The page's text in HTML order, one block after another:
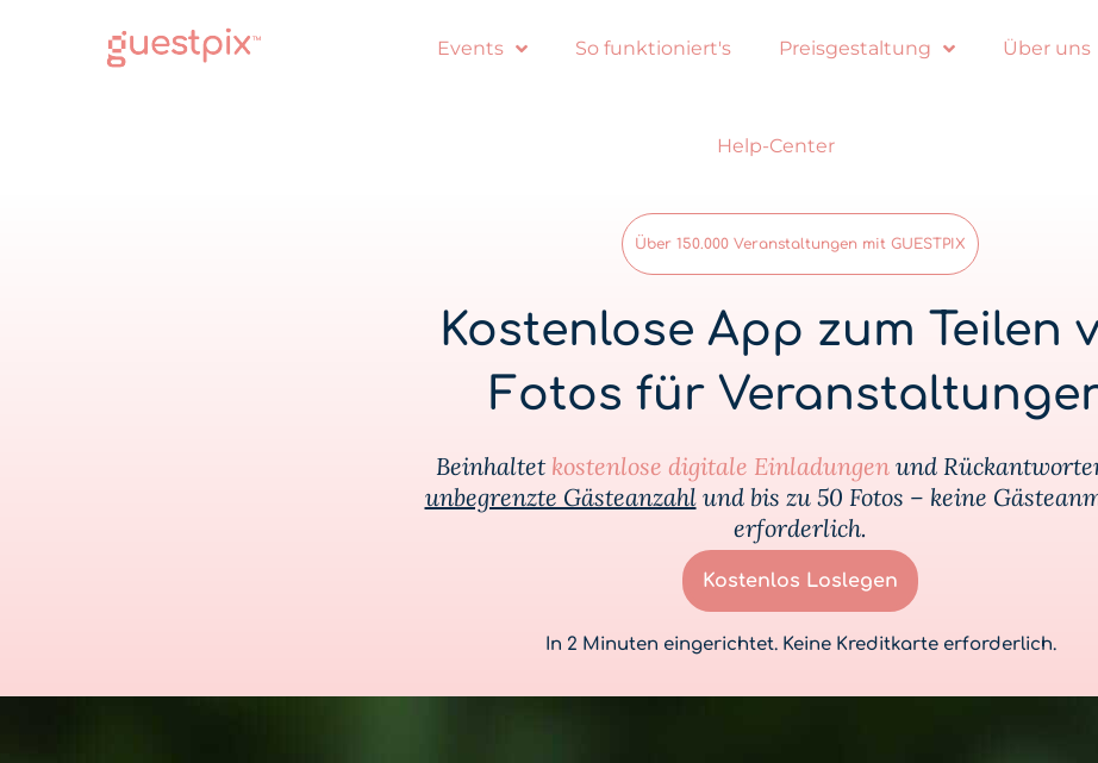
Events So funktioniert's Preisgestaltung Über uns
Help-Center
Über 150.000 Veranstaltungen mit GUESTPIX
Kostenlose App zum Teilen
Fotos für
Beinhaltet kostenlose digitale Einladungen und
unbegrenzte Gästeanzahlund bis zu 50 Fotos – keine
erforderlich.
Kostenlos Loslegen
In 2 Minuten eingerichtet. Keine Kreditkarte erforderlich.